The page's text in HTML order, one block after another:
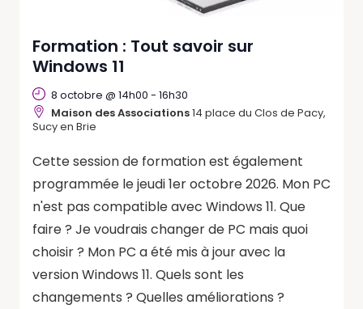
Formation : Tout savoir sur
Windows 11
8 octobre @ 14h00 - 16h30
Maison des Associations14 place du Clos de Pacy,
Sucy en Brie
Cette session de formation est également
programmée le jeudi 1er octobre 2026. Mon PC
n'est pas compatible avec Windows 11. Que
faire ? Je voudrais changer de PC mais quoi
choisir ? Mon PC a été mis à jour avec la
version Windows 11. Quels sont les
changements ? Quelles améliorations ?